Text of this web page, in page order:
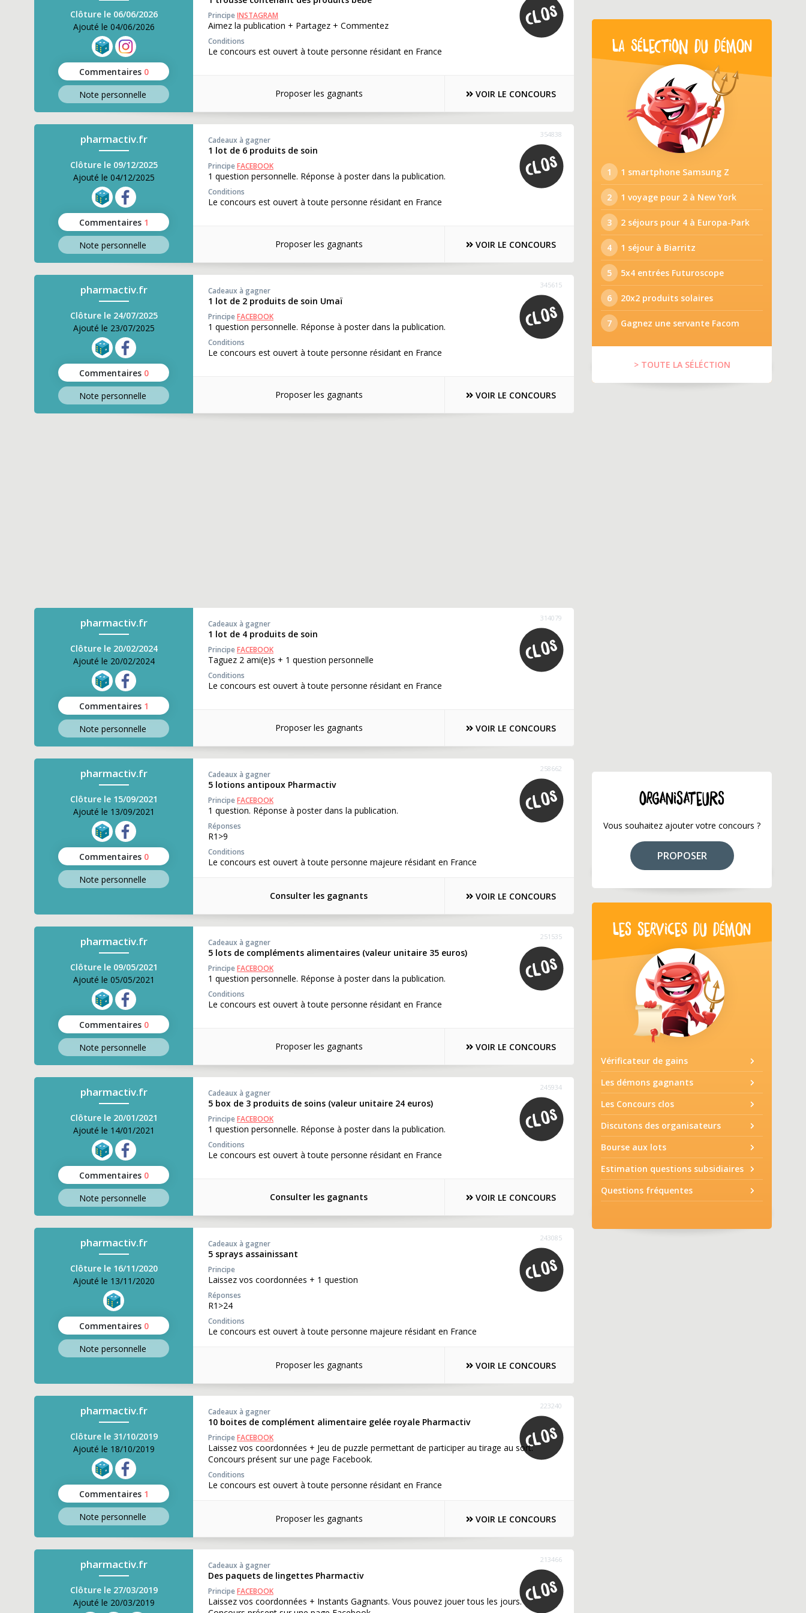
Clôture le 06/06/2026
Ajouté le 04/06/2026
Commentaires 0
Note personnelle
PrincipeINSTAGRAM
Aimez la publication + Partagez + Commentez
Conditions
Le concours est ouvert à toute personne résidant en France
Proposer les gagnants VOIR LE CONCOURS
pharmactiv.fr
Clôture le 09/12/2025
Ajouté le 04/12/2025
Commentaires 1
Note personnelle
354838
Cadeaux à gagner
1 lot de 6 produits de soin
PrincipeFACEBOOK
1 question personnelle. Réponse à poster dans la publication.
Conditions
Le concours est ouvert à toute personne résidant en France
Proposer les gagnants VOIR LE CONCOURS
pharmactiv.fr
Clôture le 24/07/2025
Ajouté le 23/07/2025
Commentaires 0
Note personnelle
345615
Cadeaux à gagner
1 lot de 2 produits de soin Umaï
PrincipeFACEBOOK
1 question personnelle. Réponse à poster dans la publication.
Conditions
Le concours est ouvert à toute personne résidant en France
Proposer les gagnants VOIR LE CONCOURS
pharmactiv.fr
Clôture le 20/02/2024
Ajouté le 20/02/2024
Commentaires 1
Note personnelle
314079
Cadeaux à gagner
1 lot de 4 produits de soin
PrincipeFACEBOOK
Taguez 2 ami(e)s + 1 question personnelle
Conditions
Le concours est ouvert à toute personne résidant en France
Proposer les gagnants VOIR LE CONCOURS
pharmactiv.fr
Clôture le 15/09/2021
Ajouté le 13/09/2021
Commentaires 0
Note personnelle
258662
Cadeaux à gagner
5 lotions antipoux Pharmactiv
PrincipeFACEBOOK
1 question. Réponse à poster dans la publication.
Réponses
R1>9
Conditions
Le concours est ouvert à toute personne majeure résidant en France
Consulter les gagnants VOIR LE CONCOURS
pharmactiv.fr
Clôture le 09/05/2021
Ajouté le 05/05/2021
Commentaires 0
Note personnelle
251535
Cadeaux à gagner
5 lots de compléments alimentaires (valeur unitaire 35 euros)
PrincipeFACEBOOK
1 question personnelle. Réponse à poster dans la publication.
Conditions
Le concours est ouvert à toute personne résidant en France
Proposer les gagnants VOIR LE CONCOURS
pharmactiv.fr
Clôture le 20/01/2021
Ajouté le 14/01/2021
Commentaires 0
Note personnelle
245934
Cadeaux à gagner
5 box de 3 produits de soins (valeur unitaire 24 euros)
PrincipeFACEBOOK
1 question personnelle. Réponse à poster dans la publication.
Conditions
Le concours est ouvert à toute personne résidant en France
Consulter les gagnants VOIR LE CONCOURS
pharmactiv.fr
Clôture le 16/11/2020
Ajouté le 13/11/2020
Commentaires 0
Note personnelle
243085
Cadeaux à gagner
5 sprays assainissant
Principe
Laissez vos coordonnées + 1 question
Réponses
R1>24
Conditions
Le concours est ouvert à toute personne majeure résidant en France
Proposer les gagnants VOIR LE CONCOURS
pharmactiv.fr
Clôture le 31/10/2019
Ajouté le 18/10/2019
Commentaires 1
Note personnelle
223240
Cadeaux à gagner
10 boites de complément alimentaire gelée royale Pharmactiv
PrincipeFACEBOOK
Laissez vos coordonnées + Jeu de puzzle permettant de participer au tirage au sort.
Concours présent sur une page Facebook.
Conditions
Le concours est ouvert à toute personne résidant en France
Proposer les gagnants VOIR LE CONCOURS
pharmactiv.fr
Clôture le 27/03/2019
Ajouté le 20/03/2019
213466
Cadeaux à gagner
Des paquets de lingettes Pharmactiv
PrincipeFACEBOOK
Laissez vos coordonnées + Instants Gagnants. Vous pouvez jouer tous les jours.
LA SÉLECTION DU DÉMON
1 1 smartphone Samsung Z
2 1 voyage pour 2 à New York
3 2 séjours pour 4 à Europa-Park
4 1 séjour à Biarritz
5 5x4 entrées Futuroscope
6 20x2 produits solaires
7 Gagnez une servante Facom
> TOUTE LA SÉLÉCTION
ORGANISATEURS
Vous souhaitez ajouter votre concours ?
PROPOSER
LES SERVICES DU DÉMON
Vérificateur de gains
Les démons gagnants
Les Concours clos
Discutons des organisateurs
Bourse aux lots
Estimation questions subsidiaires
Questions fréquentes